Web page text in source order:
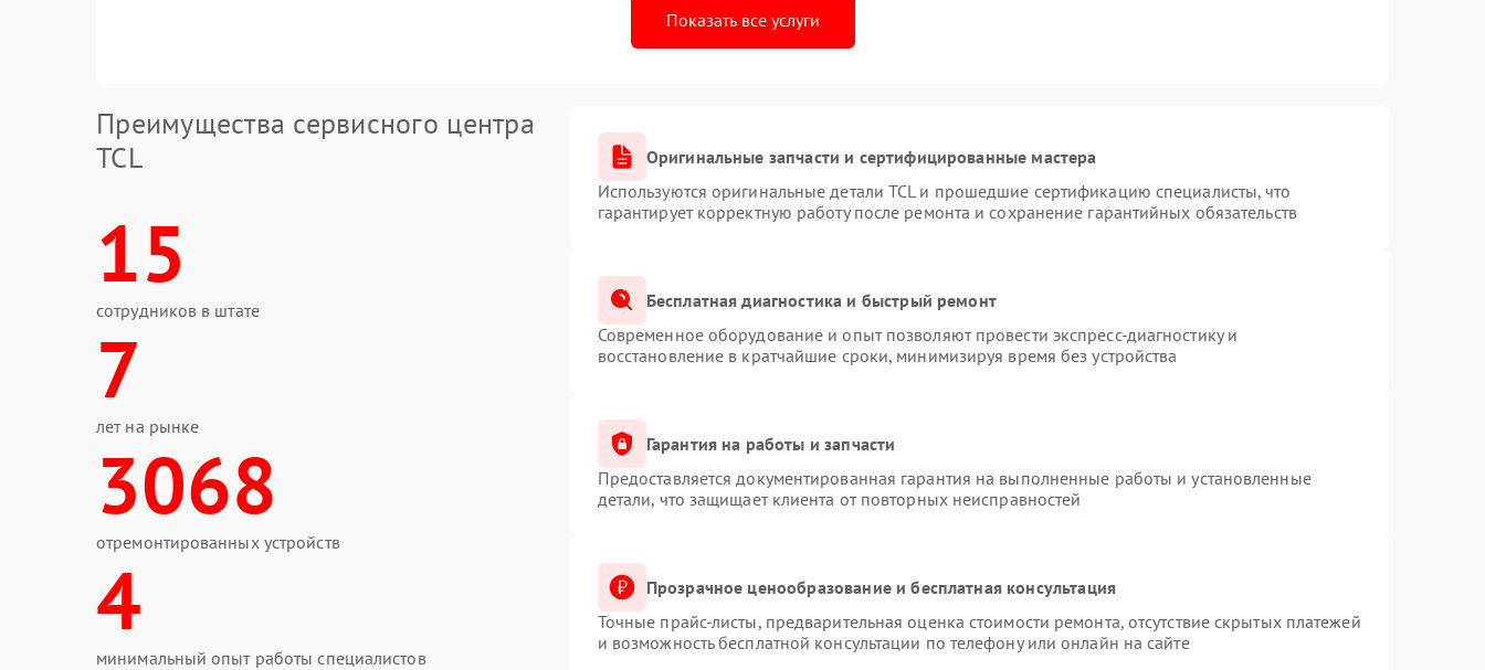
Показать все услуги
Преимущества сервисного центра
TCL
15
сотрудников в штате
7
лет на рынке
3068
отремонтированных устройств
4
минимальный опыт работы специалистов
Оригинальные запчасти и сертифицированные мастера
Используются оригинальные детали TCL и прошедшие сертификацию специалисты, что
гарантирует корректную работу после ремонта и сохранение гарантийных обязательств
Бесплатная диагностика и быстрый ремонт
Современное оборудование и опыт позволяют провести экспресс-диагностику и
восстановление в кратчайшие сроки, минимизируя время без устройства
Гарантия на работы и запчасти
Предоставляется документированная гарантия на выполненные работы и установленные
детали, что защищает клиента от повторных неисправностей
Прозрачное ценообразование и бесплатная консультация
Точные прайс-листы, предварительная оценка стоимости ремонта, отсутствие скрытых платежей
и возможность бесплатной консультации по телефону или онлайн на сайте